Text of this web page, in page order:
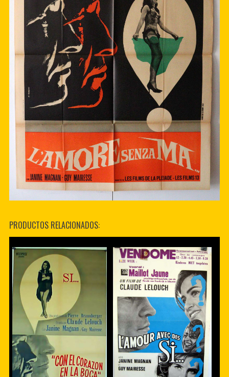
PRODUCTOS RELACIONADOS: